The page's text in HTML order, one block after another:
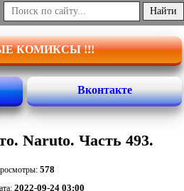
КОМИКСЫ !!!
Вконтакте
Naruto. Часть 493.
578
2022-09-24 03:00